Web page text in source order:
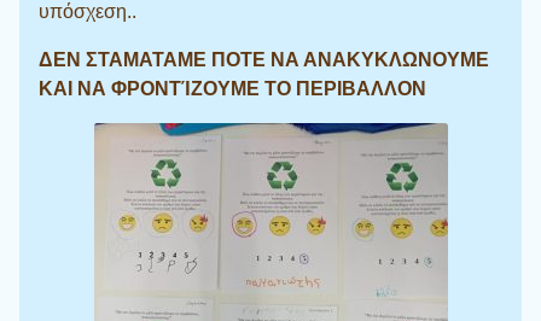
υπόσχεση..
ΔΕΝ ΣΤΑΜΑΤΑΜΕ ΠΟΤΕ ΝΑ ΑΝΑΚΥΚΛΩΝΟΥΜΕ
ΚΑΙ ΝΑ ΦΡΟΝΤΊΖΟΥΜΕ ΤΟ ΠΕΡΙΒΑΛΛΟΝ